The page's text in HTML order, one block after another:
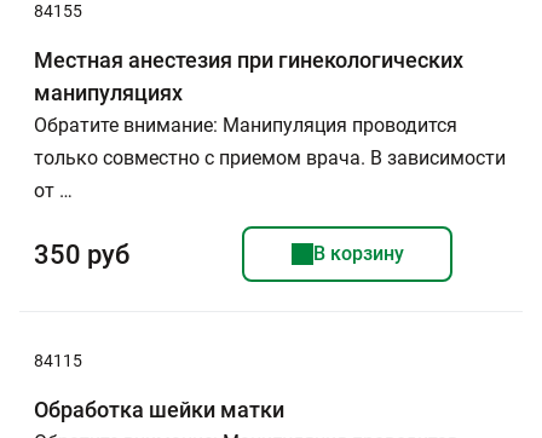
84155
Местная анестезия при гинекологических
манипуляциях
Обратите внимание: Манипуляция проводится
только совместно с приемом врача. В зависимости
от …
350 руб В корзину
84115
Обработка шейки матки